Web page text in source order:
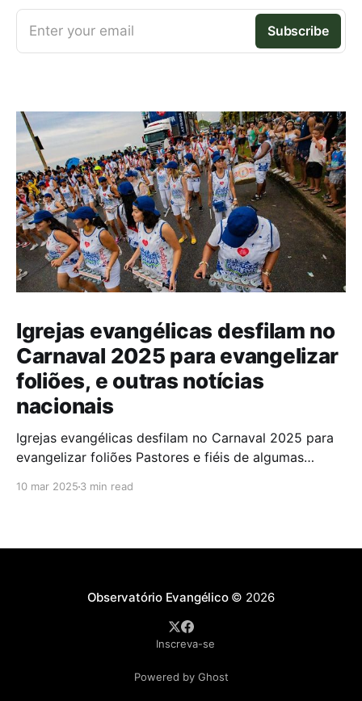
Enter your email Subscribe
Igrejas evangélicas desfilam no
Carnaval 2025 para evangelizar
foliões, e outras notícias
nacionais
Igrejas evangélicas desfilam no Carnaval 2025 para
evangelizar foliões Pastores e fiéis de algumas
10 mar 2025 3 min read
Observatório Evangélico© 2026
Inscreva-se
Powered by Ghost